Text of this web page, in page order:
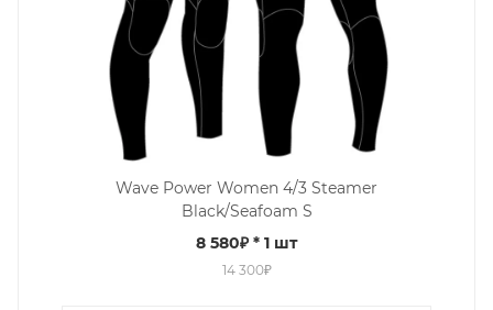
Wave Power Women 4/3 Steamer
Black/Seafoam S
8 580₽ * 1 шт
14 300₽